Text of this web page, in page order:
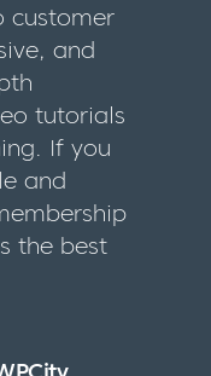
customer
and
tutorials
If you
and
the best